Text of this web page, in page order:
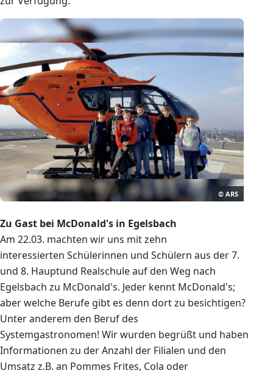
© ARS
Zu Gast bei McDonald's in Egelsbach
Am 22.03. machten wir uns mit zehn
interessierten Schülerinnen und Schülern aus der 7.
und 8. Hauptund Realschule auf den Weg nach
Egelsbach zu McDonald's. Jeder kennt McDonald's;
aber welche Berufe gibt es denn dort zu besichtigen?
Unter anderem den Beruf des
Systemgastronomen! Wir wurden begrüßt und haben
Informationen zu der Anzahl der Filialen und den
Umsatz z.B. an Pommes Frites, Cola oder